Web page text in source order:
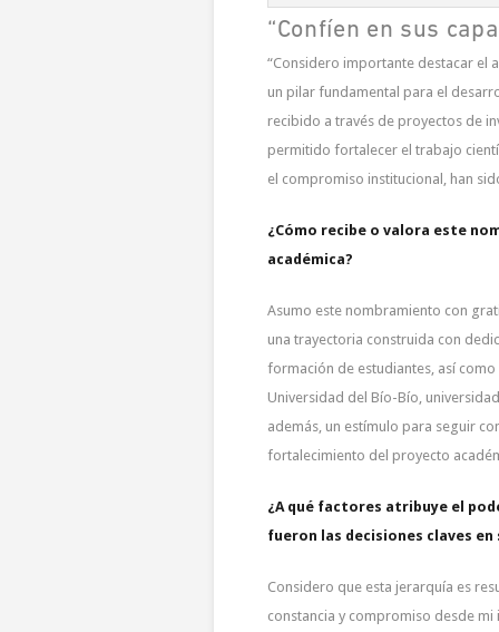
“Confíen en sus
“Considero importante destacar el
un pilar fundamental para el
recibido a través de proyectos de
permitido fortalecer el trabajo
el compromiso institucional, han
¿Cómo recibe o valora este
académica?
Asumo este nombramiento con
una trayectoria construida con
formación de estudiantes, así
Universidad del Bío-Bío,
además, un estímulo para seguir
fortalecimiento del proyecto
¿A qué factores atribuye el
fueron las decisiones claves
Considero que esta jerarquía es
constancia y compromiso desde